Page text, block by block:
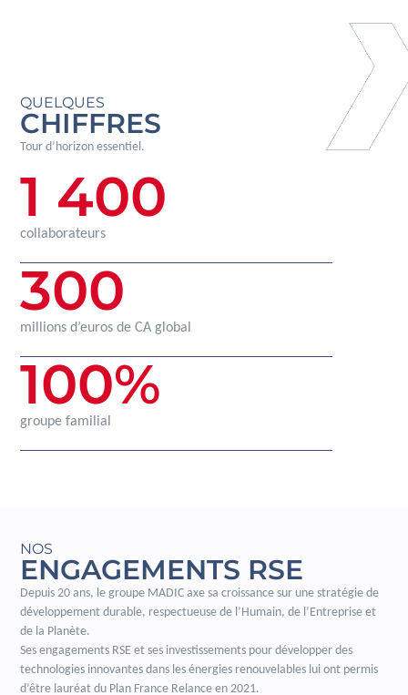
QUELQUES
CHIFFRES
Tour d’horizon essentiel.
collaborateurs
1 400
millions d’euros de CA global
300
groupe familial
100%
NOS
ENGAGEMENTS RSE
Depuis 20 ans, le groupe MADIC axe sa croissance sur une stratégie de
développement durable, respectueuse de l’Humain, de l’Entreprise et
de la Planète.
Ses engagements RSE et ses investissements pour développer des
technologies innovantes dans les énergies renouvelables lui ont permis
d’être lauréat du Plan France Relance en 2021.